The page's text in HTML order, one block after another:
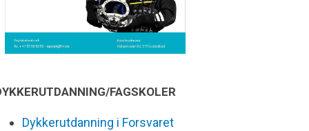
FAGSKOLER
Dykkerutdanning i Forsvaret